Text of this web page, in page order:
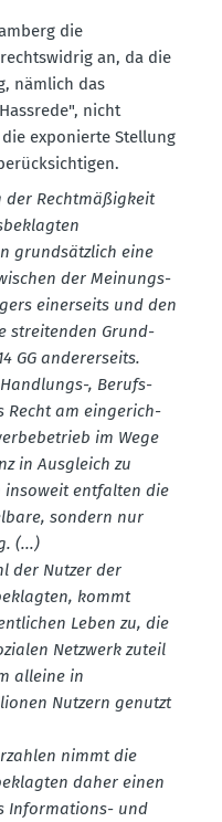
die
an, da die
nämlich das
nicht
exponierte Stellung
der Recht­mä­ßigkeit
grund­sätzlich eine
der Meinungs­
einer­seits und den
strei­tenden Grund­
GG anderer­seits.
, Berufs­
Recht am einge­rich­
im Wege
in Ausgleich zu
insoweit entfalten die
sondern nur
(...)
der Nutzer der
kommt
Leben zu, die
Netzwerk zuteil
alleine in
Nutzern genutzt
nimmt die
daher einen
Infor­ma­tions- und